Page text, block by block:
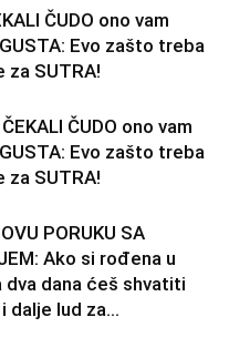
ČUDO ono vam
Evo zašto treba
za SUTRA!
ČUDO ono vam
Evo zašto treba
za SUTRA!
PORUKU SA
Ako si rođena u
dva dana ćeš shvatiti
dalje lud za...